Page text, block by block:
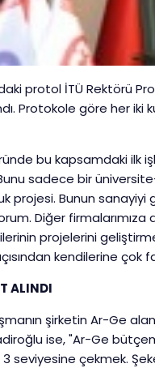
protol İTÜ Rektörü
Protokole göre her iki
bu kapsamdaki ilk
sadece bir
projesi. Bunun
Diğer firmalarımıza
projelerini
kendilerine çok
ALINDI
şirketin Ar-Ge
ise, "Ar-Ge
seviyesine çekmek.